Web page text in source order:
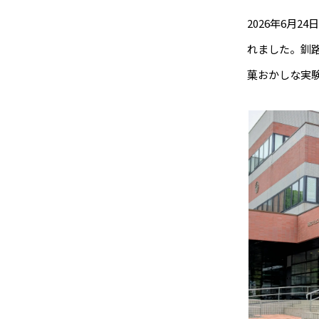
2026年6月24
れました。釧
菓おかしな実